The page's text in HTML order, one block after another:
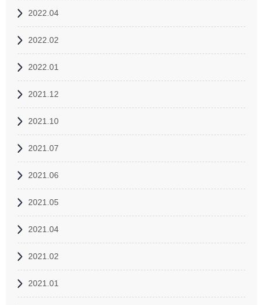
2022.04
2022.02
2022.01
2021.12
2021.10
2021.07
2021.06
2021.05
2021.04
2021.02
2021.01